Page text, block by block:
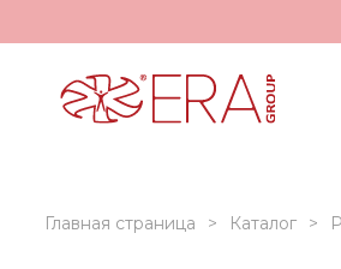
Главная страница Каталог